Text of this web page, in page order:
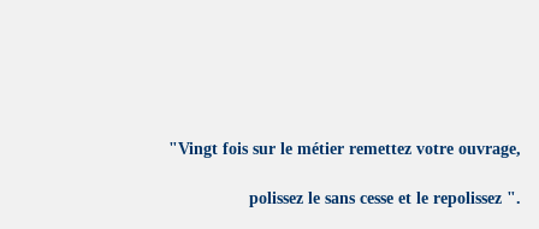
"Vingt fois sur le métier remettez votre ouvrage,
polissez le sans cesse et le repolissez ".